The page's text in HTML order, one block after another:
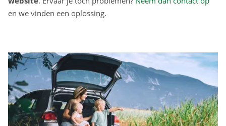
en we vinden een oplossing.